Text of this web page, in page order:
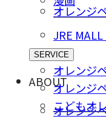
オレンジ
JRE
SERVICE
オレンジ
オレンジ
こどもオ
ABOUT
オレンジ